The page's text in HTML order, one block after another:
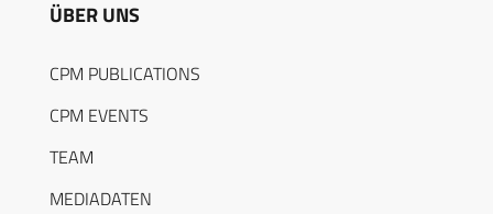
ÜBER UNS
CPM PUBLICATIONS
CPM EVENTS
TEAM
MEDIADATEN